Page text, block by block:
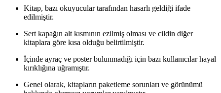
Kitap, bazı okuyucular tarafından hasarlı geldiği ifade
edilmiştir.
Sert kapağın alt kısmının ezilmiş olması ve cildin diğer
kitaplara göre kısa olduğu belirtilmiştir.
İçinde ayraç ve poster bulunmadığı için bazı kullanıcılar hayal
kırıklığına uğramıştır.
Genel olarak, kitapların paketleme sorunları ve görünümü